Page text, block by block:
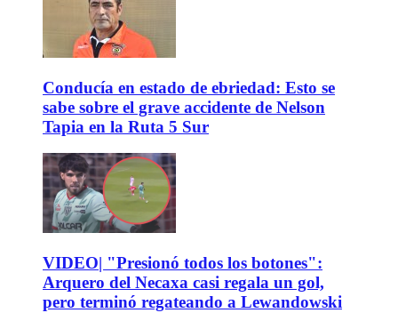
Conducía en estado de ebriedad: Esto se
sabe sobre el grave accidente de Nelson
Tapia en la Ruta 5 Sur
VIDEO| "Presionó todos los botones":
Arquero del Necaxa casi regala un gol,
pero terminó regateando a Lewandowski